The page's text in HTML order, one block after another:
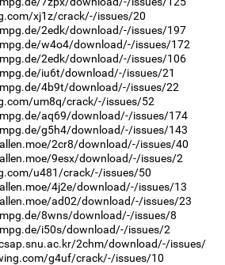
xj1z/crack/-/issues/20
2edk/download/-/issues/197
w4o4/download/-/issues/172
2edk/download/-/issues/106
iu6t/download/-/issues/21
4b9t/download/-/issues/22
um8q/crack/-/issues/52
aq69/download/-/issues/174
g5h4/download/-/issues/143
2cr8/download/-/issues/40
9esx/download/-/issues/2
u481/crack/-/issues/50
4j2e/download/-/issues/13
ad02/download/-/issues/23
8wns/download/-/issues/8
i50s/download/-/issues/2
2chm/download/-/issues/
g4uf/crack/-/issues/10